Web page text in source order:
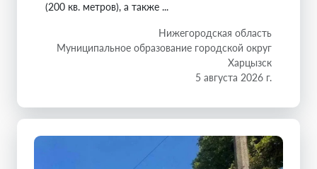
(200 кв. метров), а также ...
Нижегородская область
Муниципальное образование городской округ
Харцызск
5 августа 2026 г.